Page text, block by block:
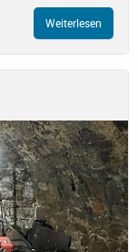
Weiterlesen